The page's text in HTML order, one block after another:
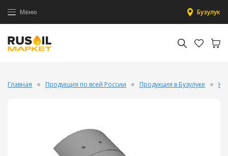
Меню Бузулук
Главная Продукция по всей России Продукция в Бузулуке